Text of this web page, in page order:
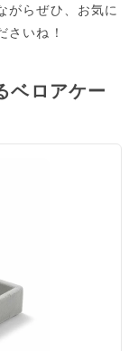
がらぜひ、お気に
さいね！
ロアケー